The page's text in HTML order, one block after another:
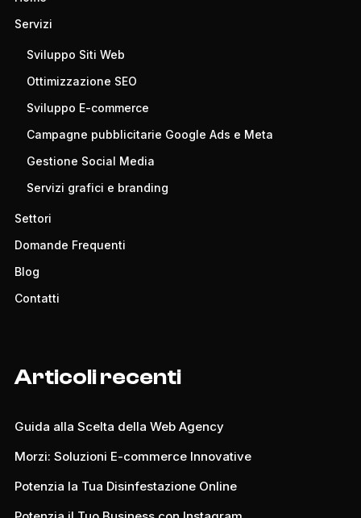
Servizi
Sviluppo Siti Web
Ottimizzazione SEO
Sviluppo E-commerce
Campagne pubblicitarie Google Ads e Meta
Gestione Social Media
Servizi grafici e branding
Settori
Domande Frequenti
Blog
Contatti
Articoli recenti
Guida alla Scelta della Web Agency
Morzi: Soluzioni E-commerce Innovative
Potenzia la Tua Disinfestazione Online